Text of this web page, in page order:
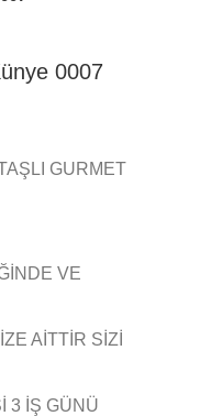
0007
GURMET
VE
AİTTİR SİZİ
3 İŞ GÜNÜ